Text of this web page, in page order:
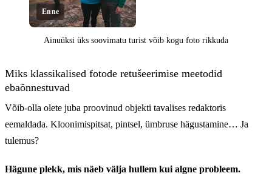
Klõpsake paljastamiseks
Enne
Ainuüksi üks soovimatu turist võib kogu foto rikkuda
Miks klassikalised fotode retušeerimise meetodid
ebaõnnestuvad
Võib-olla olete juba proovinud objekti tavalises redaktoris
eemaldada. Kloonimispitsat, pintsel, ümbruse hägustamine… Ja
tulemus?
Hägune plekk, mis näeb välja hullem kui algne probleem.